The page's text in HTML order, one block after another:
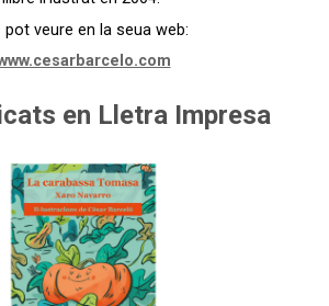
veure en la seua web:
en Lletra Impresa